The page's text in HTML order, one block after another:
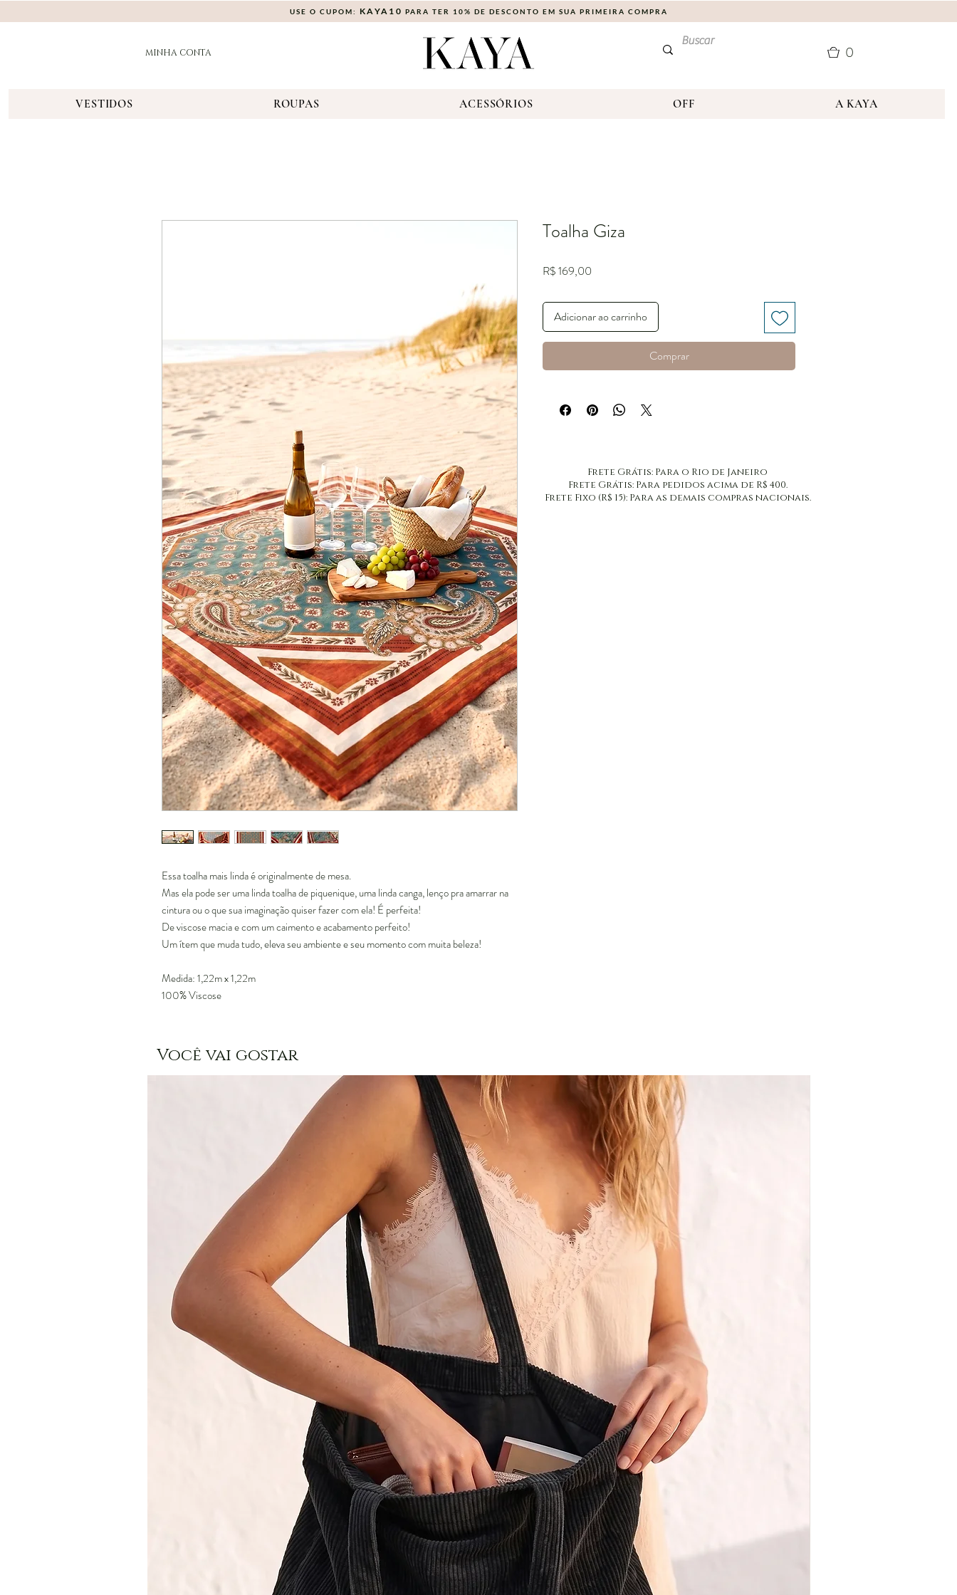
USE O CUPOM: KAYA10 PARA TER 10% DE DESCONTO EM SUA PRIMEIRA COMPRA
MINHA CONTA 0
VESTIDOS ROUPAS ACESSÓRIOS OFF A KAYA
Essa toalha mais linda é originalmente de mesa.
Mas ela pode ser uma linda toalha de piquenique, uma linda canga, lenço pra amarrar na
cintura ou o que sua imaginação quiser fazer com ela! É perfeita!
De viscose macia e com um caimento e acabamento perfeito!
Um ítem que muda tudo, eleva seu ambiente e seu momento com muita beleza!
Medida: 1,22m x 1,22m
100% Viscose
Toalha Giza
R$ 169,00
Adicionar ao carrinho
Comprar
​Frete Grátis: Para o Rio de Janeiro
​Frete Grátis: Para pedidos acima de R$ 400.
Frete Fixo (R$ 15): Para as demais compras nacionais.
Você vai gostar